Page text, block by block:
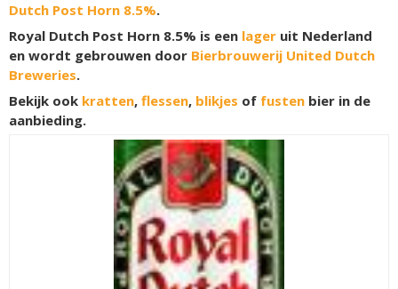
Dutch Post Horn 8.5%.
Royal Dutch Post Horn 8.5% is een lager uit Nederland
en wordt gebrouwen door Bierbrouwerij United Dutch
Breweries.
Bekijk ook kratten, flessen, blikjes of fusten bier in de
aanbieding.